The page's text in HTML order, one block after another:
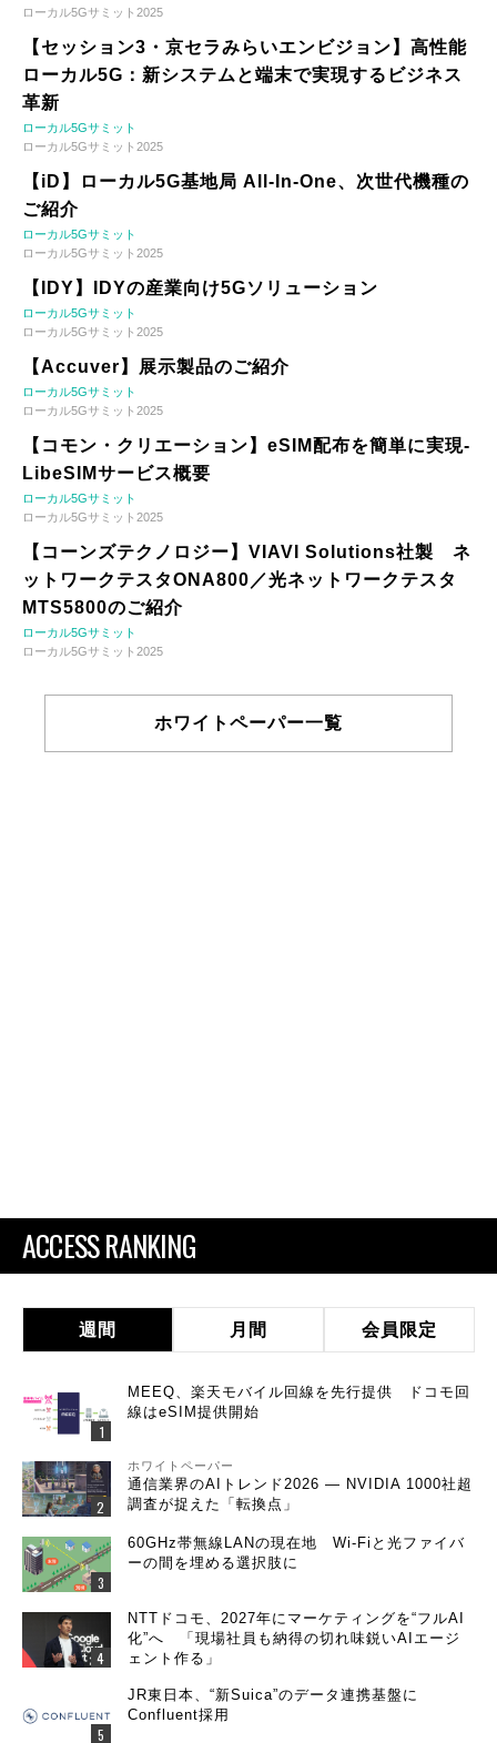
ローカル5Gサミット2025
【セッション3・京セラみらいエンビジョン】高性能
ローカル5G：新システムと端末で実現するビジネス
革新
ローカル5Gサミット
ローカル5Gサミット2025
【iD】ローカル5G基地局 All-In-One、次世代機種の
ご紹介
ローカル5Gサミット
ローカル5Gサミット2025
【IDY】IDYの産業向け5Gソリューション
ローカル5Gサミット
ローカル5Gサミット2025
【Accuver】展示製品のご紹介
ローカル5Gサミット
ローカル5Gサミット2025
【コモン・クリエーション】eSIM配布を簡単に実現-
LibeSIMサービス概要
ローカル5Gサミット
ローカル5Gサミット2025
【コーンズテクノロジー】VIAVI Solutions社製 ネ
ットワークテスタONA800／光ネットワークテスタ
MTS5800のご紹介
ローカル5Gサミット
ローカル5Gサミット2025
ホワイトペーパー一覧
ACCESS RANKING
週間 月間 会員限定
MEEQ、楽天モバイル回線を先行提供 ドコモ回
線はeSIM提供開始
ホワイトペーパー
通信業界のAIトレンド2026 ― NVIDIA 1000社超
調査が捉えた「転換点」
60GHz帯無線LANの現在地 Wi-Fiと光ファイバ
ーの間を埋める選択肢に
NTTドコモ、2027年にマーケティングを“フルAI
化”へ 「現場社員も納得の切れ味鋭いAIエージ
ェント作る」
JR東日本、“新Suica”のデータ連携基盤に
Confluent採用